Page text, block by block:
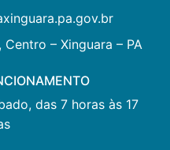
– Xinguara – PA
das 7 horas às 17